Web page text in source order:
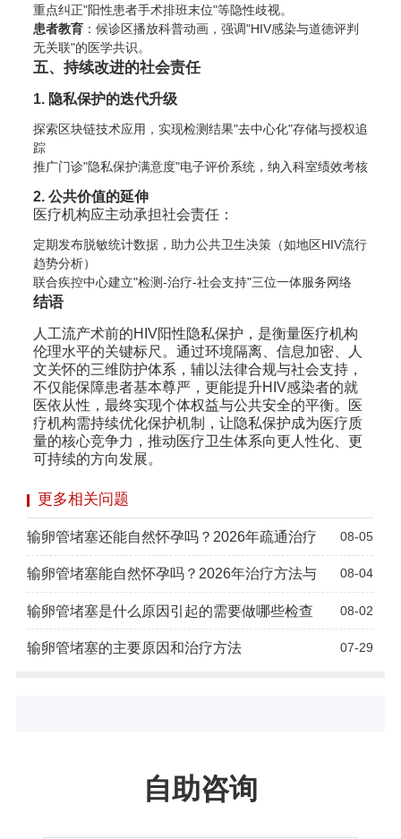
重点纠正"阳性患者手术排班末位"等隐性歧视。
患者教育：候诊区播放科普动画，强调"HIV感染与道德评判
无关联"的医学共识。
五、持续改进的社会责任
1. 隐私保护的迭代升级
探索区块链技术应用，实现检测结果"去中心化"存储与授权追
踪
推广门诊"隐私保护满意度"电子评价系统，纳入科室绩效考核
2. 公共价值的延伸
医疗机构应主动承担社会责任：
定期发布脱敏统计数据，助力公共卫生决策（如地区HIV流行
趋势分析）
联合疾控中心建立"检测-治疗-社会支持"三位一体服务网络
结语
人工流产术前的HIV阳性隐私保护，是衡量医疗机构
伦理水平的关键标尺。通过环境隔离、信息加密、人
文关怀的三维防护体系，辅以法律合规与社会支持，
不仅能保障患者基本尊严，更能提升HIV感染者的就
医依从性，最终实现个体权益与公共安全的平衡。医
疗机构需持续优化保护机制，让隐私保护成为医疗质
量的核心竞争力，推动医疗卫生体系向更人性化、更
可持续的方向发展。
更多相关问题
输卵管堵塞还能自然怀孕吗？2026年疏通治疗 08-05
输卵管堵塞能自然怀孕吗？2026年治疗方法与 08-04
输卵管堵塞是什么原因引起的需要做哪些检查 08-02
输卵管堵塞的主要原因和治疗方法 07-29
自助咨询